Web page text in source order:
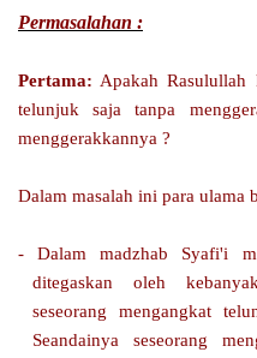
Permasalahan :
Pertama: Apakah Rasulullah
telunjuk saja tanpa
menggerakkannya ?
Dalam masalah ini para ulama
- Dalam madzhab Syafi'i
ditegaskan oleh
seseorang mengangkat
Seandainya seseorang